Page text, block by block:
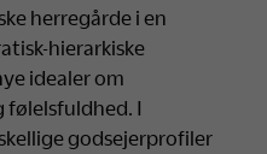
herregårde i en
hierarkiske
idealer om
følelsfuldhed. I
godsejerprofiler